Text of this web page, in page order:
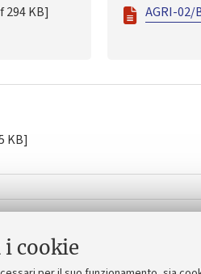
i cookie
294 KB] AGRI-02/
KB]
[.pdf 201.9111328125 KB]